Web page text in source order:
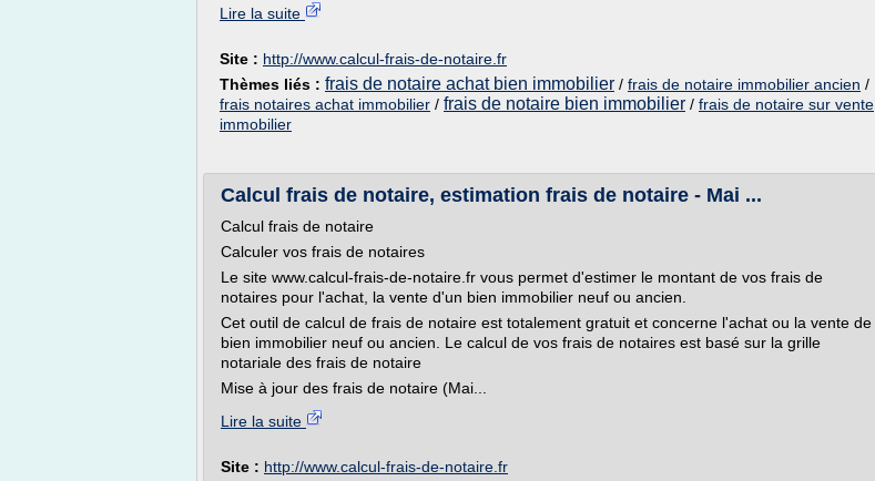
Lire la suite
Site : http://www.calcul-frais-de-notaire.fr
Thèmes liés : frais de notaire achat bien immobilier / frais de notaire immobilier ancien /
frais notaires achat immobilier / frais de notaire bien immobilier / frais de notaire sur vente
immobilier
Calcul frais de notaire, estimation frais de notaire - Mai ...
Calcul frais de notaire
Calculer vos frais de notaires
Le site www.calcul-frais-de-notaire.fr vous permet d'estimer le montant de vos frais de
notaires pour l'achat, la vente d'un bien immobilier neuf ou ancien.
Cet outil de calcul de frais de notaire est totalement gratuit et concerne l'achat ou la vente de
bien immobilier neuf ou ancien. Le calcul de vos frais de notaires est basé sur la grille
notariale des frais de notaire
Mise à jour des frais de notaire (Mai...
Lire la suite
Site : http://www.calcul-frais-de-notaire.fr